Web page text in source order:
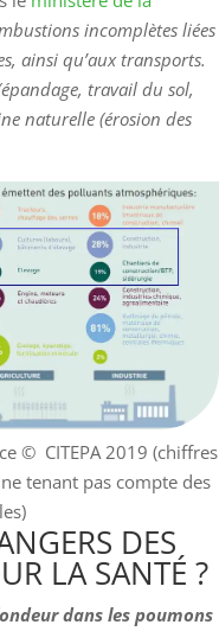
incomplètes liées
ainsi qu’aux transports.
travail du sol,
naturelle (érosion des
© CITEPA 2019 (chiffres
tenant pas compte des
DES
LA SANTÉ ?
dans les poumons